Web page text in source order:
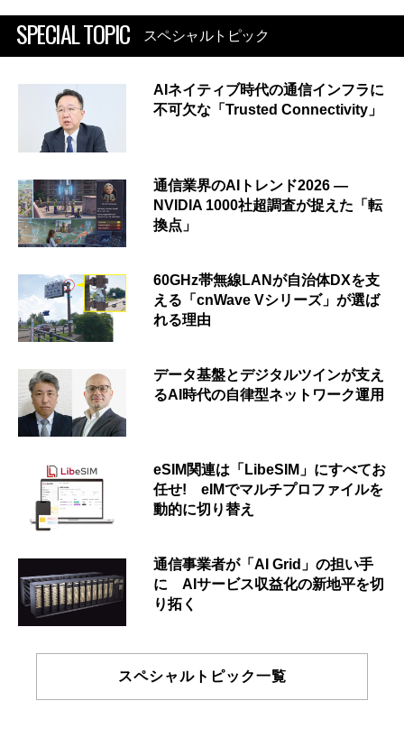
SPECIAL TOPIC スペシャルトピック
AIネイティブ時代の通信インフラに
不可欠な「Trusted Connectivity」
通信業界のAIトレンド2026 ―
NVIDIA 1000社超調査が捉えた「転
換点」
60GHz帯無線LANが自治体DXを支
える「cnWave Vシリーズ」が選ば
れる理由
データ基盤とデジタルツインが支え
るAI時代の自律型ネットワーク運用
eSIM関連は「LibeSIM」にすべてお
任せ! eIMでマルチプロファイルを
動的に切り替え
通信事業者が「AI Grid」の担い手
に AIサービス収益化の新地平を切
り拓く
スペシャルトピック一覧